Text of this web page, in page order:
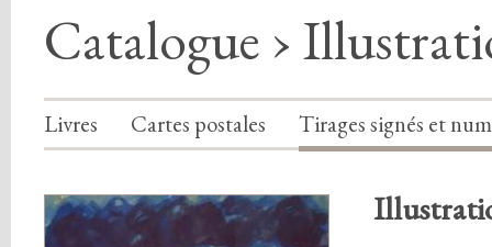
Catalogue ›
Livres Cartes postales Tirages signés et